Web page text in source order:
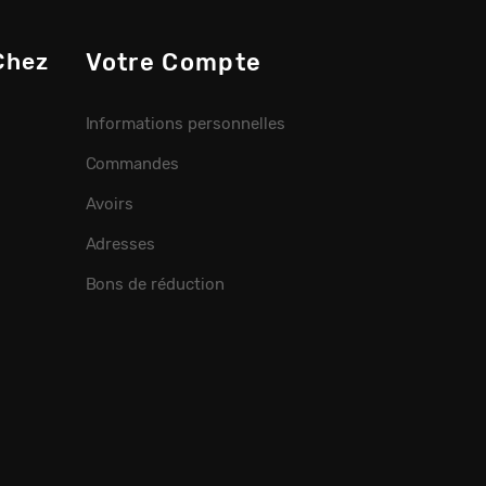
Votre Compte
Informations personnelles
Commandes
Avoirs
Adresses
Bons de réduction